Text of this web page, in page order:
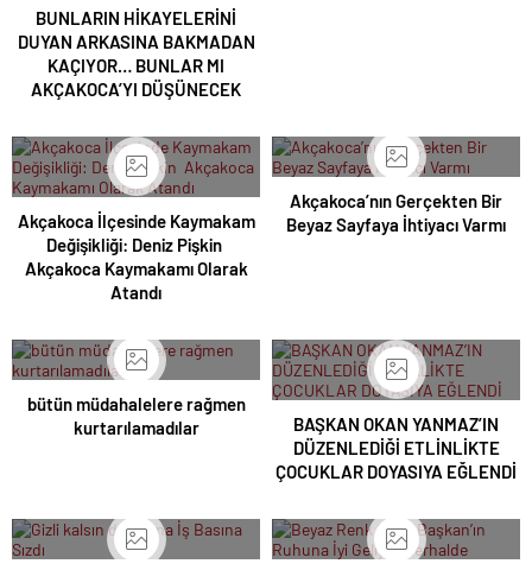
BUNLARIN HİKAYELERİNİ
DUYAN ARKASINA BAKMADAN
KAÇIYOR… BUNLAR MI
AKÇAKOCA’YI DÜŞÜNECEK
Akçakoca İlçesinde Kaymakam
Değişikliği: Deniz Pişkin
Akçakoca Kaymakamı Olarak
Atandı
Akçakoca’nın Gerçekten Bir
Beyaz Sayfaya İhtiyacı Varmı
bütün müdahalelere rağmen
kurtarılamadılar
BAŞKAN OKAN YANMAZ’IN
DÜZENLEDİĞİ ETLİNLİKTE
ÇOCUKLAR DOYASIYA EĞLENDİ